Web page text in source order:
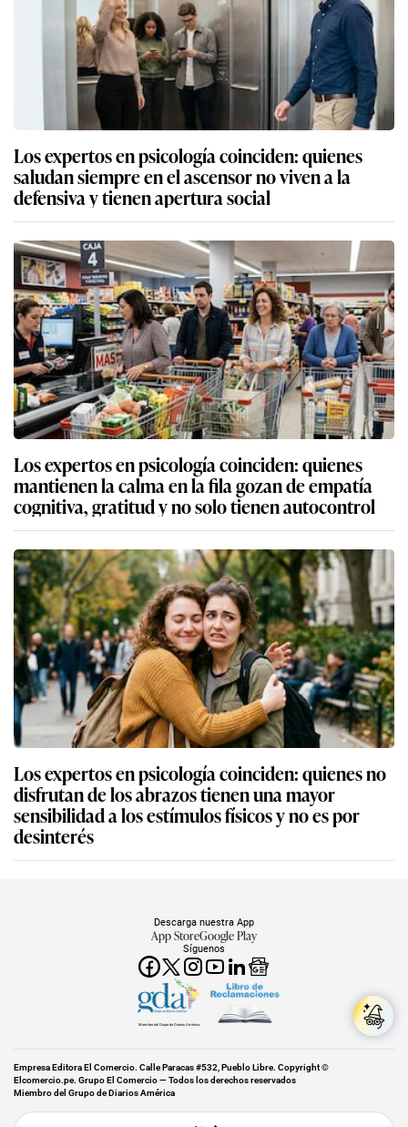
Los expertos en psicología coinciden: quienes
saludan siempre en el ascensor no viven a la
defensiva y tienen apertura social
Los expertos en psicología coinciden: quienes
mantienen la calma en la fila gozan de empatía
cognitiva, gratitud y no solo tienen autocontrol
Los expertos en psicología coinciden: quienes no
disfrutan de los abrazos tienen una mayor
sensibilidad a los estímulos físicos y no es por
desinterés
Síguenos
Descarga nuestra App
App StoreGoogle Play
Miembro del Grupo de Diarios América
Empresa Editora El Comercio. Calle Paracas #532, Pueblo Libre. Copyright ©
Elcomercio.pe. Grupo El Comercio — Todos los derechos reservados
Miembro del Grupo de Diarios América